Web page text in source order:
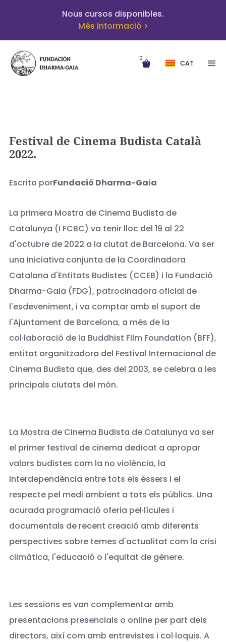
Nous cursos disponibles.
Més informació >
0
CAT
Festival de Cinema Budista Català
2022.
Escrito porFundació Dharma-Gaia
La primera Mostra de Cinema Budista de
Catalunya (I FCBC) va tenir lloc del 19 al 22
d'octubre de 2022 a la ciutat de Barcelona. Va ser
una iniciativa conjunta de la Coordinadora
Catalana d'Entitats Budistes (CCEB) i la Fundació
Dharma-Gaia (FDG), patrocinadora oficial de
l'esdeveniment, i va comptar amb el suport de
l'Ajuntament de Barcelona, a més de la
col·laboració de la Buddhist Film Foundation (BFF),
entitat organitzadora del Festival Internacional de
Cinema Budista que, des del 2003, se celebra a les
principals ciutats del món.
La Mostra de Cinema Budista de Catalunya va ser
el primer festival de cinema dedicat a apropar
valors budistes com la no violència, la
interdependència entre tots els éssers i el
respecte pel medi ambient a tots els públics. Una
acurada programació oferia pel·lícules i
documentals de recent creació amb diferents
perspectives sobre temes d'actualitat com la crisi
climàtica, l'educació o l'equitat de gènere.
Les sessions es van complementar amb
presentacions presencials o online per part dels
directors, així com amb entrevistes i col·loquis. A